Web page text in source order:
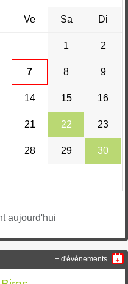
Ve Sa Di
1 2
7 8 9
14 15 16
21 22 23
28 29 30
aujourd'hui
+ d'évènements